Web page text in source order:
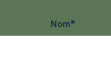
Nom*